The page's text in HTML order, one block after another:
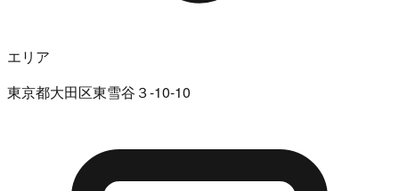
エリア
東京都大田区東雪谷３-10-10